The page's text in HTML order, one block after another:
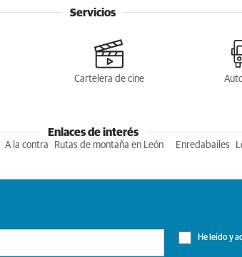
Servicios
Cartelera de cine
Enlaces de interés
A la contra Rutas de montaña en León Enredabailes
He leído y